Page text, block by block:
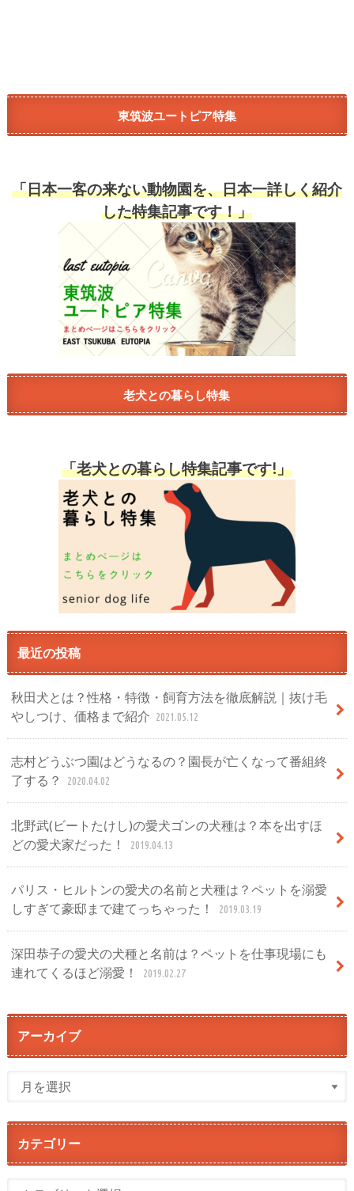
東筑波ユートピア特集
「日本一客の来ない動物園を、日本一詳しく紹介
した特集記事です！」
老犬との暮らし特集
「老犬との暮らし特集記事です!」
最近の投稿
秋田犬とは？性格・特徴・飼育方法を徹底解説｜抜け毛
やしつけ、価格まで紹介 2021.05.12
志村どうぶつ園はどうなるの？園長が亡くなって番組終
了する？
2020.04.02
北野武(ビートたけし)の愛犬ゴンの犬種は？本を出すほ
どの愛犬家だった！
2019.04.13
パリス・ヒルトンの愛犬の名前と犬種は？ペットを溺愛
しすぎて豪邸まで建てっちゃった！
2019.03.19
深田恭子の愛犬の犬種と名前は？ペットを仕事現場にも
連れてくるほど溺愛！
2019.02.27
アーカイブ
カテゴリー